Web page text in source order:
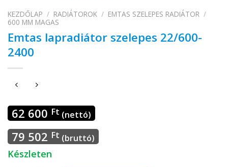
KEZDŐLAP / RADIÁTOROK / EMTAS SZELEPES RADIÁTOR /
600 MM MAGAS
Emtas lapradiátor szelepes 22/600-
2400
62 600 Ft (nettó)
79 502 Ft (bruttó)
Készleten